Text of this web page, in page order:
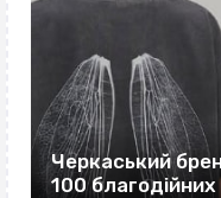
Черкаський
100